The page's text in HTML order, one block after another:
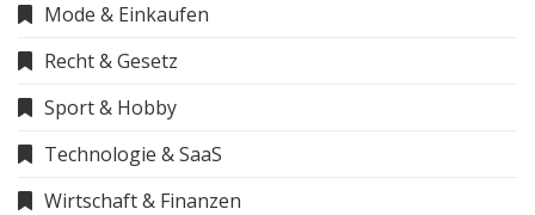
Mode & Einkaufen
Recht & Gesetz
Sport & Hobby
Technologie & SaaS
Wirtschaft & Finanzen